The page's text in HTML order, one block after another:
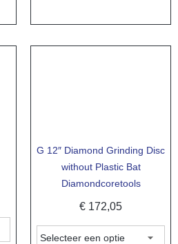
G 12″ Diamond Grinding Disc
without Plastic Bat
Diamondcoretools
€ 172,05